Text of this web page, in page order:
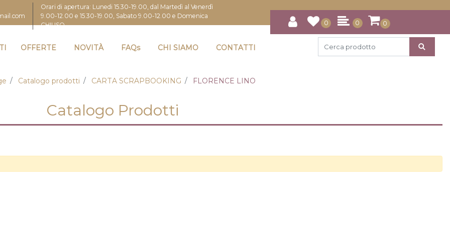
Orari di apertura: Lunedi 15.30-19.00, dal Martedì al Venerdì
9.00-12.00 e 15.30-19.00, Sabato 9.00-12.00 e Domenica
CHIUSO
0 0 0
OFFERTE NOVITÀ FAQs CHI SIAMO CONTATTI
Catalogo prodotti CARTA SCRAPBOOKING FLORENCE LINO
Catalogo Prodotti